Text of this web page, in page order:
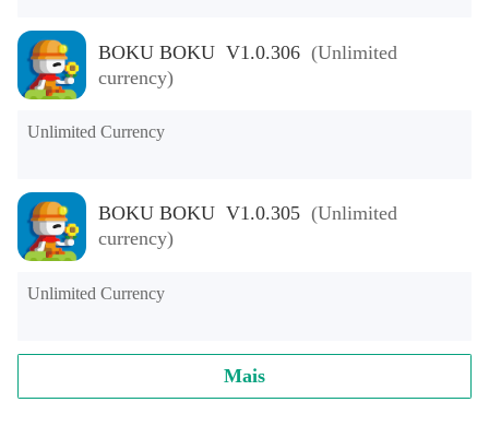
BOKU BOKU V1.0.306 (Unlimited
currency)
Unlimited Currency
BOKU BOKU V1.0.305 (Unlimited
currency)
Unlimited Currency
Mais